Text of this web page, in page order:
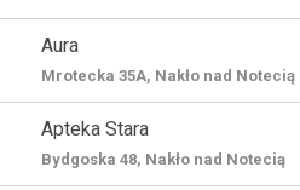
Aura
Mrotecka 35A, Nakło nad Notecią
Apteka Stara
Bydgoska 48, Nakło nad Notecią